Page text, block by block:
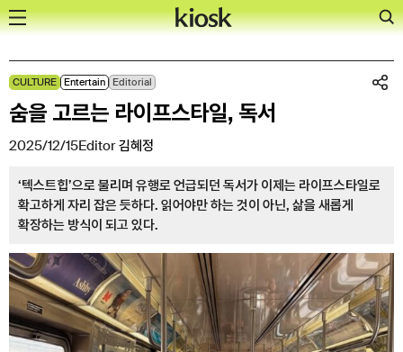
Skip
to
content
CULTURE Entertain Editorial
숨을 고르는 라이프스타일, 독서
‘텍스트힙’으로 불리며 유행로 언급되던 독서가 이제는 라이프스타일로
확고하게 자리 잡은 듯하다. 읽어야만 하는 것이 아닌, 삶을 새롭게
확장하는 방식이 되고 있다.
2025/12/15Editor김혜정